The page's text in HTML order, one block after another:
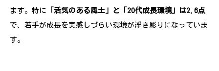
ます。特に 「活気のある風土」と「20代成長環境」は2.6点
で、若手が成長を実感しづらい環境が浮き彫りになっていま
す。